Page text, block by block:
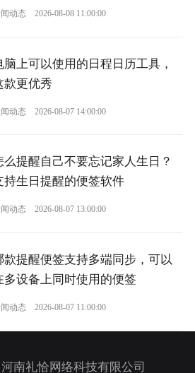
动态 2026-08-08 11:00:00
脑上可以使用的日程日历工具，
款更优秀
动态 2026-08-07 14:00:00
么提醒自己不要忘记家人生日？
持生日提醒的便签软件
动态 2026-08-07 13:00:00
款提醒便签支持多端同步，可以
多设备上同时使用的便签
动态 2026-08-07 11:00:00
南礼恰网络科技有限公司